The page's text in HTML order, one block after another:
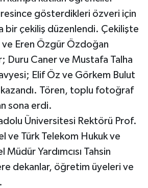
gösterdikleri özveri için
bir çekiliş düzenlendi. Çekilişte
ve Eren Özgür Özdoğan
Duru Caner ve Mustafa Talha
Elif Öz ve Görkem Bulut
Tören, toplu fotoğraf
sona erdi.
Üniversitesi Rektörü Prof.
ve Türk Telekom Hukuk ve
Müdür Yardımcısı Tahsin
dekanlar, öğretim üyeleri ve